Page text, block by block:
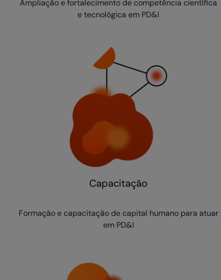
Ampliação e fortalecimento de competência científica
e tecnológica em PD&I
Capacitação
Formação e capacitação de capital humano para atuar
em PD&I